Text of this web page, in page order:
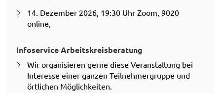
14. Dezember 2026, 19:30 Uhr Zoom, 9020
online,
Infoservice Arbeitskreisberatung
Wir organisieren gerne diese Veranstaltung bei
Interesse einer ganzen Teilnehmergruppe und
örtlichen Möglichkeiten.